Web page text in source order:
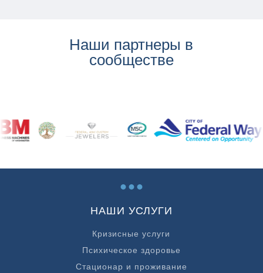
Наши партнеры в
сообществе
...
НАШИ УСЛУГИ
Кризисные услуги
Психическое здоровье
Стационар и проживание